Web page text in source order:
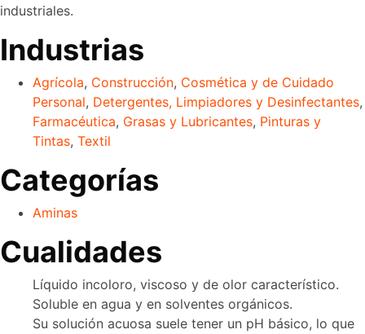
industriales.
Industrias
Agrícola, Construcción, Cosmética y de Cuidado
Personal, Detergentes, Limpiadores y Desinfectantes,
Farmacéutica, Grasas y Lubricantes, Pinturas y
Tintas, Textil
Categorías
Aminas
Cualidades
Líquido incoloro, viscoso y de olor característico.
Soluble en agua y en solventes orgánicos.
Su solución acuosa suele tener un pH básico, lo que